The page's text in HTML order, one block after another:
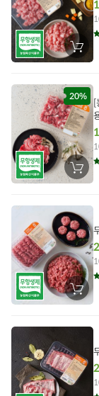
장
바
에
담
기
20%
장
바
에
담
기
[
장
바
에